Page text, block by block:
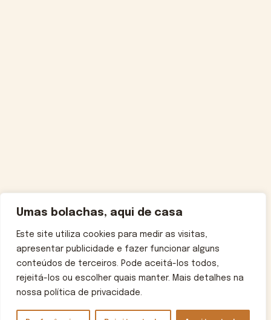
Umas bolachas, aqui de casa
Este site utiliza cookies para medir as visitas,
apresentar publicidade e fazer funcionar alguns
conteúdos de terceiros. Pode aceitá-los todos,
rejeitá-los ou escolher quais manter. Mais detalhes na
nossa política de privacidade.